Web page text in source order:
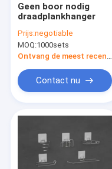
Producten
Videos
Geen boor nodig
draadplankhanger
Prijs:negotiable
MOQ:1000sets
Ontvang de meest recente Prijs
Contact nu